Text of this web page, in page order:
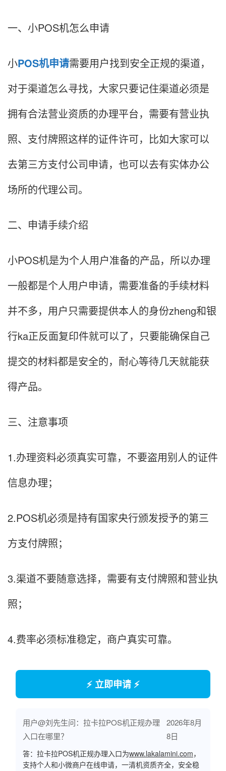
一、小POS机怎么申请
小POS机申请需要用户找到安全正规的渠道，
对于渠道怎么寻找，大家只要记住渠道必须是
拥有合法营业资质的办理平台，需要有营业执
照、支付牌照这样的证件许可，比如大家可以
去第三方支付公司申请，也可以去有实体办公
场所的代理公司。
二、申请手续介绍
小POS机是为个人用户准备的产品，所以办理
一般都是个人用户申请，需要准备的手续材料
并不多，用户只需要提供本人的身份zheng和银
行ka正反面复印件就可以了，只要能确保自己
提交的材料都是安全的，耐心等待几天就能获
得产品。
三、注意事项
1.办理资料必须真实可靠，不要盗用别人的证件
信息办理；
2.POS机必须是持有国家央行颁发授予的第三
方支付牌照；
3.渠道不要随意选择，需要有支付牌照和营业执
照；
4.费率必须标准稳定，商户真实可靠。
⚡ 立即申请 ⚡
用户@刘先生问：拉卡拉POS机正规办理
入口在哪里？
2026年8月
8日
答：拉卡拉POS机正规办理入口为www.lakalamini.com，
支持个人和小微商户在线申请，一清机资质齐全，安全稳